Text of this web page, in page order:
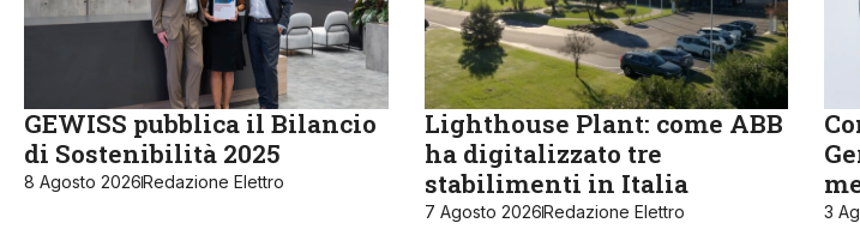
GEWISS pubblica il Bilancio
di Sostenibilità 2025
8 Agosto 2026 Redazione Elettro
Lighthouse Plant: come ABB
ha digitalizzato tre
stabilimenti in Italia
7 Agosto 2026Redazione Elettro 3